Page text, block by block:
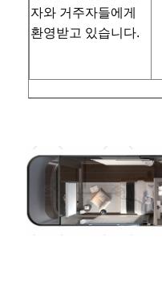
자와 거주자들에게
환영받고 있습니다.
주요 외